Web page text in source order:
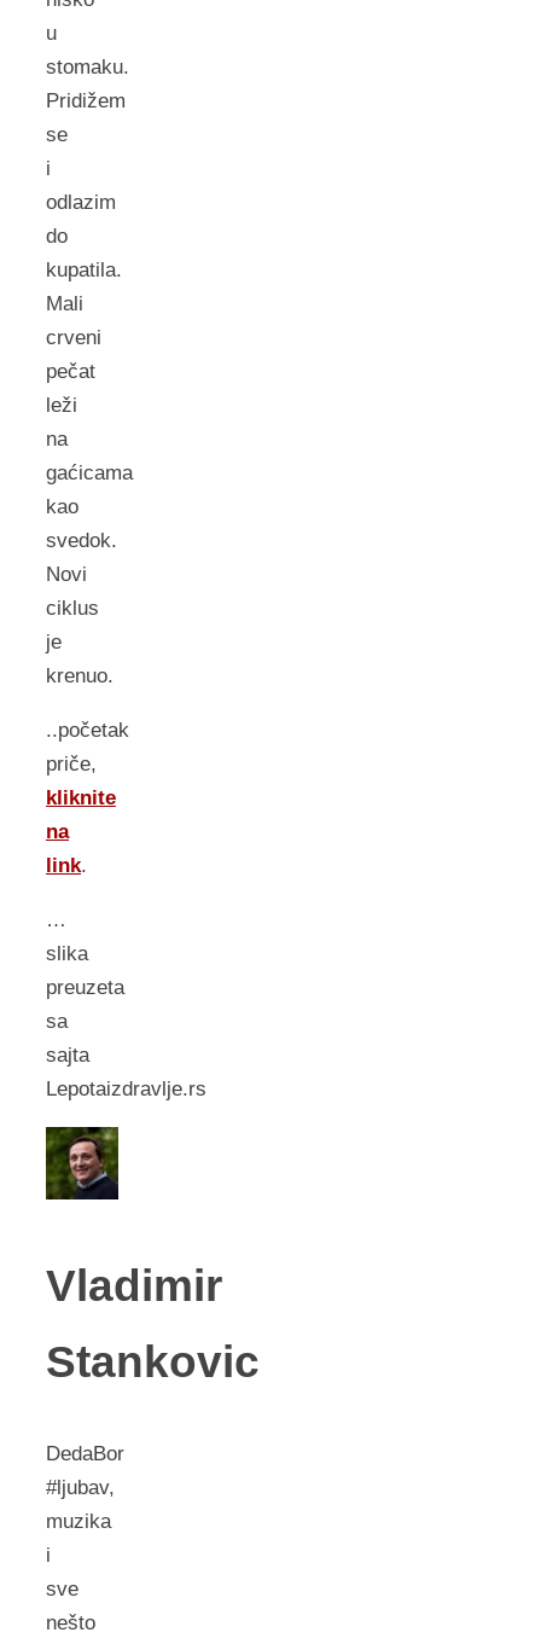
u
stomaku.
Pridižem
se
i
odlazim
do
kupatila.
Mali
crveni
pečat
leži
na
gaćicama
kao
svedok.
Novi
ciklus
je
krenuo.
..početak
priče,
kliknite
na
link.
…
slika
preuzeta
sa
sajta
Lepotaizdravlje.rs
Vladimir
Stankovic
DedaBor
#ljubav,
muzika
i
sve
nešto